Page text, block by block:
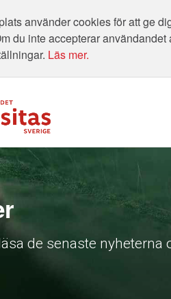
använder cookies för att ge
du inte accepterar
Läs mer.
de senaste